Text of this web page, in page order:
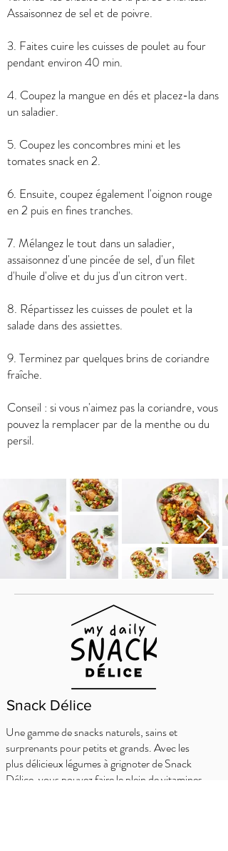
Assaisonnez de sel et de poivre.
3. Faites cuire les cuisses de poulet au four
pendant environ 40 min.
4. Coupez la mangue en dés et placez-la dans
un saladier.
5. Coupez les concombres mini et les
tomates snack en 2.
6. Ensuite, coupez également l'oignon rouge
en 2 puis en fines tranches.
7. Mélangez le tout dans un saladier,
assaisonnez d'une pincée de sel, d'un filet
d'huile d'olive et du jus d'un citron vert.
8. Répartissez les cuisses de poulet et la
salade dans des assiettes.
9. Terminez par quelques brins de coriandre
fraîche.
Conseil : si vous n'aimez pas la coriandre, vous
pouvez la remplacer par de la menthe ou du
persil.
Snack Délice
Une gamme de snacks naturels, sains et
surprenants pour petits et grands. Avec les
plus délicieux légumes à grignoter de Snack
Délice, vous pouvez faire le plein de vitamines